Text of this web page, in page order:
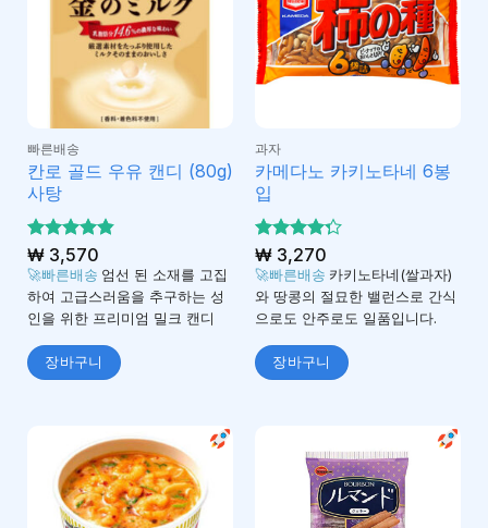
빠른배송
칸로 골드 우유 캔디 (80g)
사탕
5 중에서
4.82로 평
가됨
₩3,570
🚀빠른배송 엄선 된 소재를 고집
하여 고급스러움을 추구하는 성
인을 위한 프리미엄 밀크 캔디
장바구니
과자
카메다노 카키노타네 6봉
입
5 중에서
4.28로
평가됨
₩3,270
🚀빠른배송 카키노타네(쌀과자)
와 땅콩의 절묘한 밸런스로 간식
으로도 안주로도 일품입니다.
장바구니